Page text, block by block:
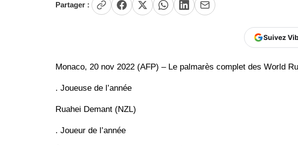
Partager :
Suivez
Monaco, 20 nov 2022 (AFP) – Le palmarès complet des World
. Joueuse de l’année
Ruahei Demant (NZL)
. Joueur de l’année